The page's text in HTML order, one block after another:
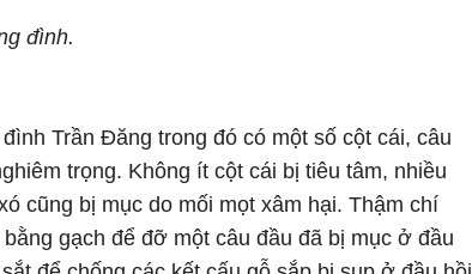
đình.
Trần Đăng trong đó có một số cột cái, câu
trọng. Không ít cột cái bị tiêu tâm, nhiều
cũng bị mục do mối mọt xâm hại. Thậm chí
gạch để đỡ một câu đầu đã bị mục ở đầu